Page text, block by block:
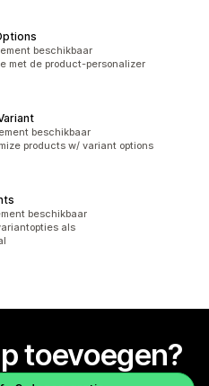
beschikbaar
met de product-personalizer
beschikbaar
products w/ variant options
beschikbaar
als
toevoegen?